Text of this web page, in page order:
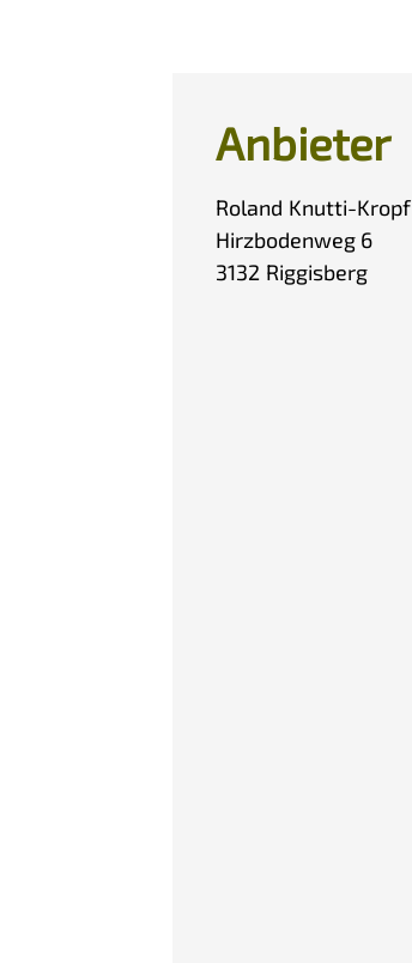
Anbieter
Roland Knutti-Kropf
Hirzbodenweg 6
3132 Riggisberg